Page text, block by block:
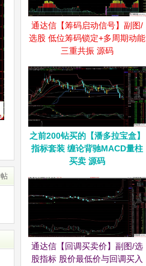
通达信【筹码启动信号】副图/
选股 低位筹码锁定+多周期动能
三重共振 源码
之前200钻买的【潘多拉宝盒】
指标套装 缠论背驰MACD量柱
买卖 源码
通达信【回调买卖价】副图/选
股指标 股价最低价与回调买入